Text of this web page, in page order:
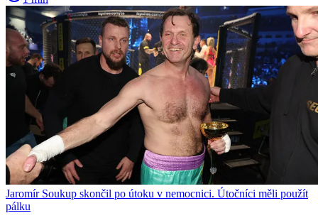
Jaromír Soukup skončil po útoku v nemocnici. Útočníci měli použít
pálku